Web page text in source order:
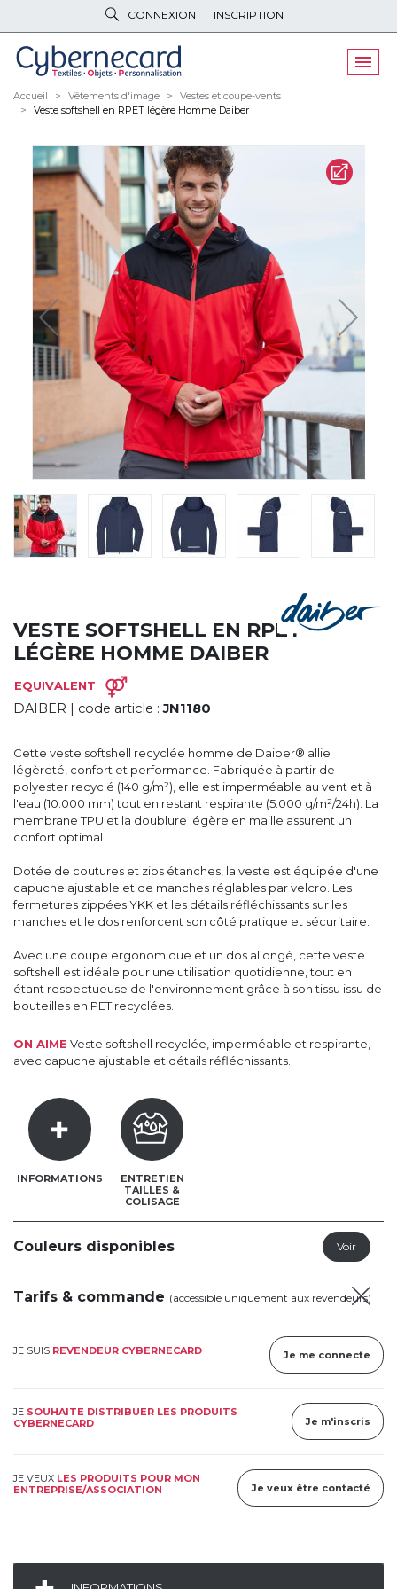
CONNEXION INSCRIPTION
VÊTEMENTSDE TRAVAIL
VÊTEMENTS D'IMAGE
OBJETS& HIGH-TECH
PELUCHES & GOODIES
LINGE DE MAISON
NOUVEAUTÉS
RESPONSABLE
PROMOS
SERVICES
ROADSHOWS, FORUM DES EXPERTS
MARQUES & CERTIFICATS
TECHNIQUES MARQUAGE
BLOG
Accueil Vêtements d'image
Vestes et coupe-vents
Veste softshell en RPET légère Homme Daiber
VESTE SOFTSHELL EN RPET
LÉGÈRE HOMME DAIBER
EQUIVALENT
DAIBER | code article :JN1180
Cette veste softshell recyclée homme de Daiber® allie
légèreté, confort et performance. Fabriquée à partir de
polyester recyclé (140 g/m²), elle est imperméable au vent et à
l'eau (10.000 mm) tout en restant respirante (5.000 g/m²/24h). La
membrane TPU et la doublure légère en maille assurent un
confort optimal.
Dotée de coutures et zips étanches, la veste est équipée d'une
capuche ajustable et de manches réglables par velcro. Les
fermetures zippées YKK et les détails réfléchissants sur les
manches et le dos renforcent son côté pratique et sécuritaire.
Avec une coupe ergonomique et un dos allongé, cette veste
softshell est idéale pour une utilisation quotidienne, tout en
étant respectueuse de l'environnement grâce à son tissu issu de
bouteilles en PET recyclées.
ON AIME Veste softshell recyclée, imperméable et respirante,
avec capuche ajustable et détails réfléchissants.
INFORMATIONS
ENTRETIEN
TAILLES &
COLISAGE
Couleurs disponibles
Tarifs & commande (accessible uniquement aux revendeurs)
JE SUIS REVENDEUR CYBERNECARD Je me connecte
JE SOUHAITE DISTRIBUER LES PRODUITS
CYBERNECARD
Je m'inscris
JE VEUX LES PRODUITS POUR MON
ENTREPRISE/ASSOCIATION
Je veux être contacté